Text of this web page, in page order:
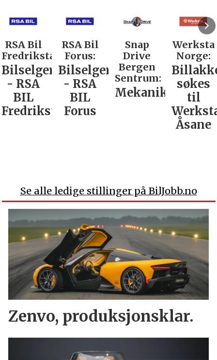
RSA Bil
Fredrikstad:
Bilselger
- RSA
BIL
Fredrikstad
RSA Bil
Forus:
Bilselger
- RSA
BIL
Forus
Snap
Drive
Bergen
Sentrum:
Mekaniker
Werksta
Norge:
søkes
til
Åsane
Se alle ledige stillinger på BilJobb.no
Zenvo, produksjonsklar.